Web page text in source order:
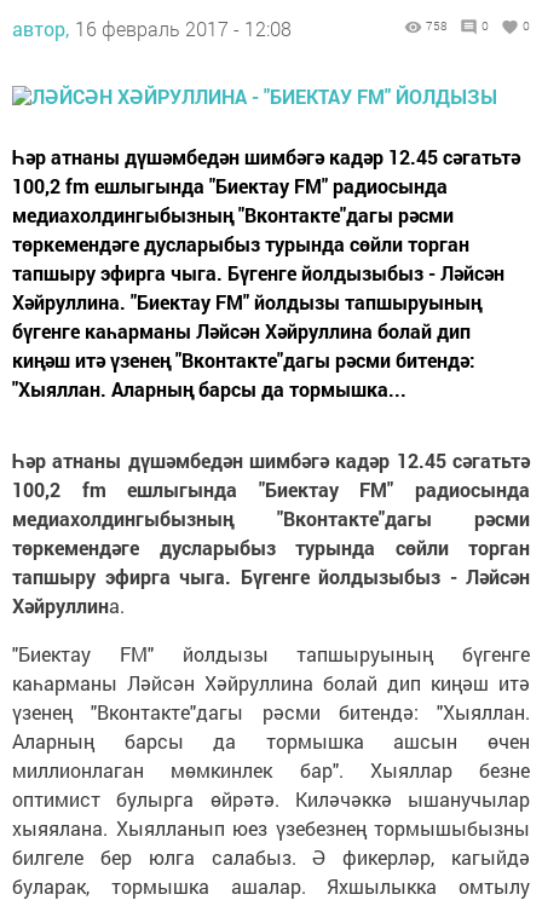
автор, 16 февраль 2017 - 12:08 758 0 0
Һәр атнаны дүшәмбедән шимбәгә кадәр 12.45 сәгатьтә
100,2 fm ешлыгында "Биектау FM" радиосында
медиахолдингыбызның "Вконтакте"дагы рәсми
төркемендәге дусларыбыз турында сөйли торган
тапшыру эфирга чыга. Бүгенге йолдызыбыз - Ләйсән
Хәйруллина. "Биектау FM" йолдызы тапшыруының
бүгенге каһарманы Ләйсән Хәйруллина болай дип
киңәш итә үзенең "Вконтакте"дагы рәсми битендә:
"Хыяллан. Аларның барсы да тормышка...
Һәр атнаны дүшәмбедән шимбәгә кадәр 12.45 сәгатьтә
100,2 fm ешлыгында "Биектау FM" радиосында
медиахолдингыбызның "Вконтакте"дагы рәсми
төркемендәге дусларыбыз турында сөйли торган
тапшыру эфирга чыга. Бүгенге йолдызыбыз -Ләйсән
Хәйруллина.
"Биектау FM" йолдызы тапшыруының бүгенге
каһарманы Ләйсән Хәйруллина болай дип киңәш итә
үзенең "Вконтакте"дагы рәсми битендә: "Хыяллан.
Аларның барсы да тормышка ашсын өчен
миллионлаган мөмкинлек бар". Хыяллар безне
оптимист булырга өйрәтә. Киләчәккә ышанучылар
хыяялана. Хыялланып юез үзебезнең тормышыбызны
билгеле бер юлга салабыз. Ә фикерләр, кагыйдә
буларак, тормышка ашалар. Яхшылыкка омтылу